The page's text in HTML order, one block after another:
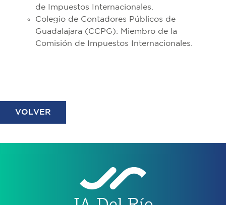
de Impuestos Internacionales.
Colegio de Contadores Públicos de
Guadalajara (CCPG): Miembro de la
Comisión de Impuestos Internacionales.
VOLVER